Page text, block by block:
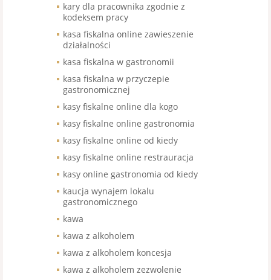
kary dla pracownika zgodnie z
kodeksem pracy
kasa fiskalna online zawieszenie
działalności
kasa fiskalna w gastronomii
kasa fiskalna w przyczepie
gastronomicznej
kasy fiskalne online dla kogo
kasy fiskalne online gastronomia
kasy fiskalne online od kiedy
kasy fiskalne online restrauracja
kasy online gastronomia od kiedy
kaucja wynajem lokalu
gastronomicznego
kawa
kawa z alkoholem
kawa z alkoholem koncesja
kawa z alkoholem zezwolenie